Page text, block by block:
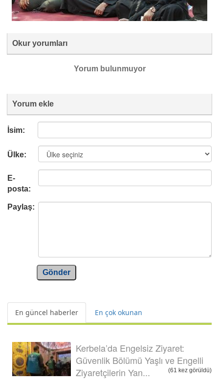
Okur yorumları
Yorum bulunmuyor
Yorum ekle
İsim:
Ülke:
E-
posta:
Paylaş:
Gönder
En güncel haberler En çok okunan
Kerbela’da Engelsiz Ziyaret:
Güvenlik Bölümü Yaşlı ve Engelli
Ziyaretçilerin Yan...
(61 kez görüldü)